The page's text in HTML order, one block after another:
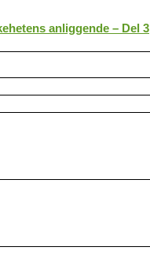
anliggende – Del 3